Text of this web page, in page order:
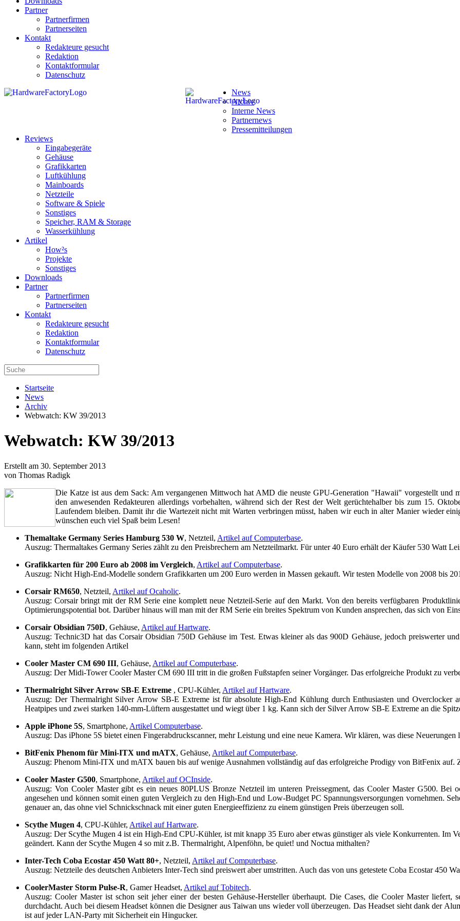
Partner
Partnerfirmen
Partnerseiten
Kontakt
Redakteure gesucht
Redaktion
Kontaktformular
Datenschutz
News
Archiv
Interne News
Partnernews
Pressemitteilungen
Reviews
Eingabegeräte
Gehäuse
Grafikkarten
Luftkühlung
Mainboards
Netzteile
Software & Spiele
Sonstiges
Speicher, RAM & Storage
Wasserkühlung
Artikel
How²s
Projekte
Sonstiges
Downloads
Partner
Partnerfirmen
Partnerseiten
Kontakt
Redakteure gesucht
Redaktion
Kontaktformular
Datenschutz
Startseite
News
Archiv
Webwatch: KW 39/2013
Webwatch: KW 39/2013
Erstellt am 30. September 2013
von Thomas Radigk
Die Katze ist aus dem Sack: Am vergangenen Mittwoch hat AMD die neuste GPU-Generation "Hawaii" vorgestellt
den anwesenden Redakteuren allerdings vorbehalten, während sich der Rest der Welt gerüchtehalber bis zum 15.
Laufendem bleiben. Damit ihr die Wartezeit nicht mit Warten verbringen müsst, haben wir euch in alter Manier wieder
wünschen euch viel Spaß beim Lesen!
Themaltake Germany Series Hamburg 530 W, Netzteil, Artikel auf Computerbase.
Auszug: Thermaltakes Germany Series zählt zu den Preisbrechern am Netzteilmarkt. Für unter 40 Euro erhält der Käufer 530 Watt
Grafikkarten für 200 Euro ab 2008 im Vergleich, Artikel auf Computerbase.
Auszug: Nicht High-End-Modelle sondern Grafikkarten um 200 Euro werden in Massen gekauft. Wir testen Modelle von 2008 bis
Corsair RM650, Netzteil, Artikel auf Ocaholic.
Auszug: Corsair bringt mit der RM Serie eine komplett neue Netzteil-Serie auf den Markt. Von den bereits verfügbaren
Optimierungspotential bot. Darüber hinaus will man mit der RM Serie ein breites Spektrum von Kunden ansprechen, das sich von
Corsair Obsidian 750D, Gehäuse, Artikel auf Hartware.
Auszug: Technic3D hat das Corsair Obsidian 750D Gehäuse im Test. Etwas kleiner als das 900D Gehäuse, jedoch preiswerter
kann, steht im folgenden Artikel
Cooler Master CM 690 III, Gehäuse, Artikel auf Computerbase.
Auszug: Der Midi-Tower Cooler Master CM 690 III tritt in die großen Fußstapfen seiner Vorgänger. Das erfolgreiche Produkt zu
Thermalright Silver Arrow SB-E Extreme , CPU-Kühler, Artikel auf Hartware.
Auszug: Der Thermalright Silver Arrow SB-E Extreme ist für absolute High-End Kühlung durch Enthusiasten und Overclocker
Heatpipes und zwei starken 140-mm-Lüftern ausgestattet und wiegt über 1 kg. Kann sich der Silver Arrow SB-E Extreme an die
Apple iPhone 5S, Smartphone, Artikel Computerbase.
Auszug: Das iPhone 5S bietet einen Fingerabdruckscanner, mehr Leistung und eine neue Kamera. Wir klären, was diese
BitFenix Phenom für Mini-ITX und mATX, Gehäuse, Artikel auf Computerbase.
Auszug: Phenom Mini-ITX und mATX bauen bis auf wenige Ausnahmen vollständig auf das erfolgreiche Prodigy von BitFenix auf.
Cooler Master G500, Smartphone, Artikel auf OCInside.
Auszug: Von Cooler Master gibt es ein neues 80PLUS Bronze Netzteil im unteren Preissegment, das Cooler Master G500. Bei
angesehen und können somit einen guten Vergleich zu den High-End und Low-Budget PC Spannungsversorgungen vornehmen.
genauer an, das ohne viel Schnickschnack mit einer guten Energieeffizienz zu einem günstigen Preis überzeugen soll.
Scythe Mugen 4, CPU-Kühler, Artikel auf Hartware.
Auszug: Der Scythe Mugen 4 ist ein High-End CPU-Kühler, ist mit knapp 35 Euro aber etwas günstiger als viele Konkurrenten. Im
geändert. Kann der Scythe Mugen 4 so mit z.B. Thermalright, Alpenföhn, be quiet! und Noctua mithalten?
Inter-Tech Coba Ecostar 450 Watt 80+, Netzteil, Artikel auf Computerbase.
Auszug: Netzteile des deutschen Anbieters Inter-Tech sind preiswert aber umstritten. Auch das von uns getestete Coba Ecostar 450
CoolerMaster Storm Pulse-R, Gamer Headset, Artikel auf Tobitech.
Auszug: Cooler Master ist schon seit jeher einer der besten Gehäuse-Hersteller überhaupt. Die Cases, die Cooler Master liefert,
durchdacht. Auch bei diesem Headset können die Designer aus Taiwan uns wieder voll überzeugen. Das Headset sieht dank der
ist auf jeder LAN-Party mit Sicherheit ein Hingucker.